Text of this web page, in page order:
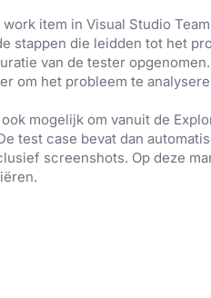
item in Visual Studio
stappen die leidden tot het
van de tester
om het probleem te
mogelijk om vanuit de
test case bevat dan
screenshots. Op deze
te personaliseren en om ons
van onze site met onze
andere informatie die u aan
hun diensten.Privacybeleid
Functioneel